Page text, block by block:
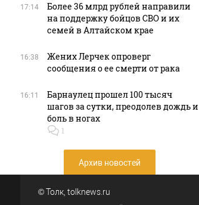
17:14
Более 36 млрд рублей направили
на поддержку бойцов СВО и их
семей в Алтайском крае
16:38
Жених Лерчек опроверг
сообщения о ее смерти от рака
16:11
Барнаулец прошел 100 тысяч
шагов за сутки, преодолев дождь и
боль в ногах
1
Архив новостей
©Толк, tolknews.ru